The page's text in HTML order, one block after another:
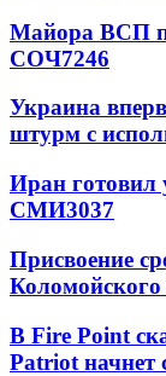
Майора ВСП
СОЧ7246
Украина
штурм с
Иран готовил
СМИ3037
Присвоение
Коломойского
В Fire Point
Patriot начнет